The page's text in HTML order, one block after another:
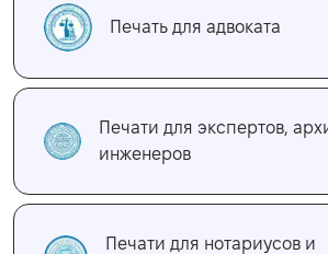
Печать для адвоката
Печати для экспертов,
инженеров
Печати для нотариусов и